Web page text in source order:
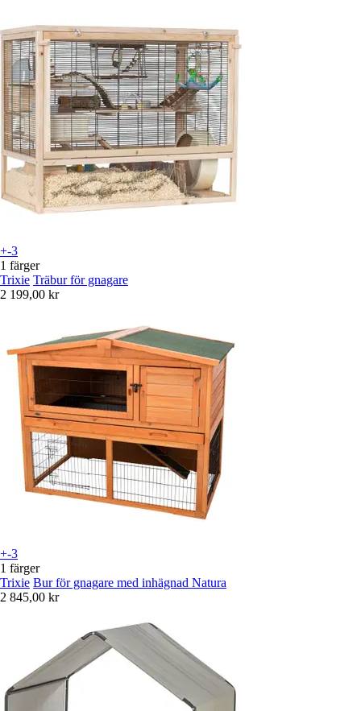
+-3
1 färger
Trixie Träbur för gnagare
2 199,00 kr
+-3
1 färger
Trixie Bur för gnagare med inhägnad Natura
2 845,00 kr